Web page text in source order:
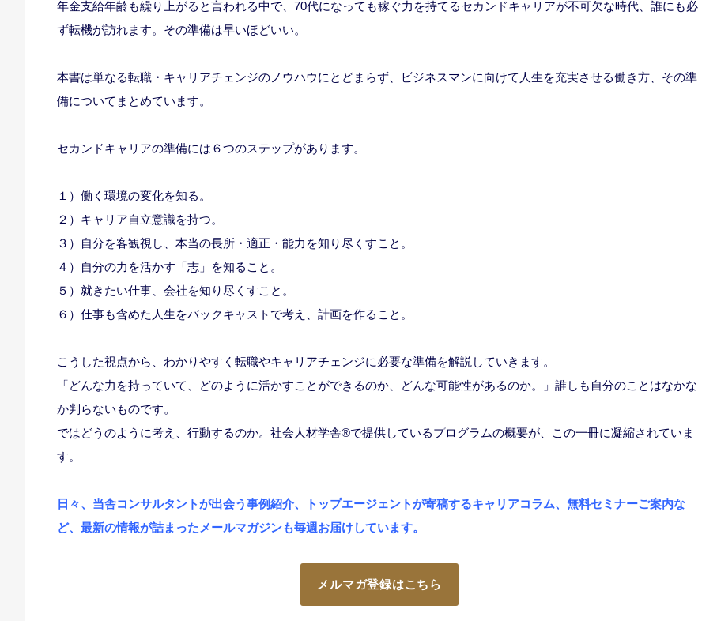
年金支給年齢も繰り上がると言われる中で、70代になっても稼ぐ力を持てるセカンドキャリアが不可欠な時代、誰にも必
ず転機が訪れます。その準備は早いほどいい。
本書は単なる転職・キャリアチェンジのノウハウにとどまらず、ビジネスマンに向けて人生を充実させる働き方、その準
備についてまとめています。
セカンドキャリアの準備には６つのステップがあります。
１）働く環境の変化を知る。
２）キャリア自立意識を持つ。
３）自分を客観視し、本当の長所・適正・能力を知り尽くすこと。
４）自分の力を活かす「志」を知ること。
５）就きたい仕事、会社を知り尽くすこと。
６）仕事も含めた人生をバックキャストで考え、計画を作ること。
こうした視点から、わかりやすく転職やキャリアチェンジに必要な準備を解説していきます。
「どんな力を持っていて、どのように活かすことができるのか、どんな可能性があるのか。」誰しも自分のことはなかな
か判らないものです。
ではどうのように考え、行動するのか。社会人材学舎®で提供しているプログラムの概要が、この一冊に凝縮されていま
す。
日々、当舎コンサルタントが出会う事例紹介、トップエージェントが寄稿するキャリアコラム、無料セミナーご案内な
ど、最新の情報が詰まったメールマガジンも毎週お届けしています。
メルマガ登録はこちら